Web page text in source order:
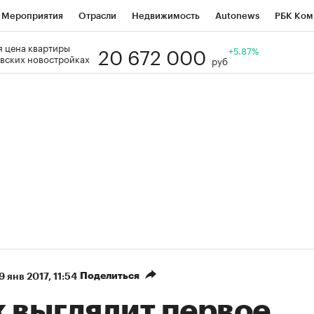
Мероприятия Отрасли Недвижимость Autonews РБК
Визионеры
цена квартиры
новостройках
20 672 000 руб
+5.87%
янв 2017, 11:54 Поделиться